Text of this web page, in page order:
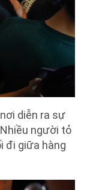
diễn ra sự
người tỏ
đi giữa hàng